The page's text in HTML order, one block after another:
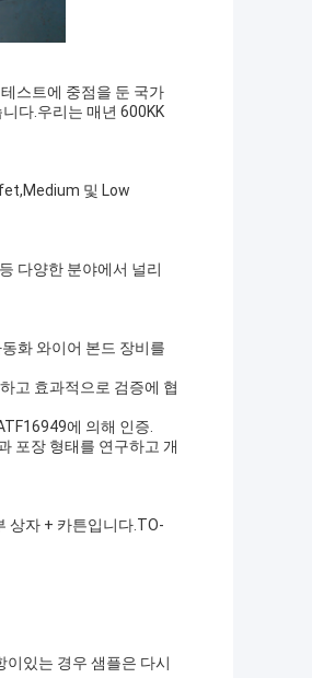
스트에 중점을 둔 국가
다.우리는 매년 600KK
및 Low
다양한 분야에서 널리
화 와이어 본드 장비를
고 효과적으로 검증에 협
에 의해 인증.
포장 형태를 연구하고 개
상자 + 카튼입니다.TO-
있는 경우 샘플은 다시